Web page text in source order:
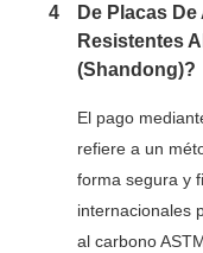
4
De Placas
Resistentes
(Shandong)?
El pago
refiere a un
forma segura y
internacionales
al carbono